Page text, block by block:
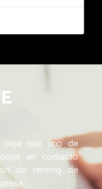
deja que uno de
en contacto
de renting de